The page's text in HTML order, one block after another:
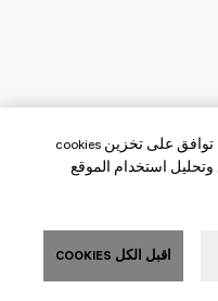
بالنقر فوق «قبول الكل Cookies»، فإنك توافق على تخزين cookies
استخدام الموقع
اقبل الكل COOKIES